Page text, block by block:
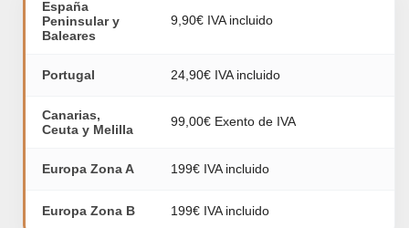
España
Peninsular y
Baleares
9,90€ IVA incluido
Portugal 24,90€ IVA incluido
Canarias,
Ceuta y Melilla
99,00€ Exento de IVA
Europa Zona A 199€ IVA incluido
Europa Zona B 199€ IVA incluido